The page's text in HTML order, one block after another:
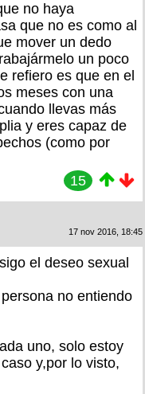
no haya
que no es como al
mover un dedo
un poco
refiero es que en el
meses con una
llevas más
y eres capaz de
(como por
15
17 nov 2016, 18:45
el deseo sexual
no entiendo
uno, solo estoy
y,por lo visto,